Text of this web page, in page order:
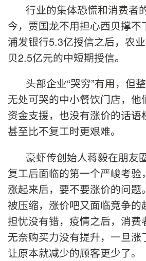
行业的集体恐慌和消费者
今，贾国龙不用担心西贝撑不
浦发银行5.3亿授信之后，农
贝2.5亿元的中短期授信。
头部企业“哭穷”有用，但
无处可哭的中小餐饮门店，他
资金支援，也没有涨价的话语
甚至比不复工时更艰难。
豪虾传创始人蒋毅在朋友
复工后面临的第一个严峻考验
涨起来后，要不要涨价的问题
被压缩，涨价吧又面临竞争的
担忧没有错，疫情之后，消费
无奈购买力没有提升，一旦涨
让原本就减少的顾客更少了。